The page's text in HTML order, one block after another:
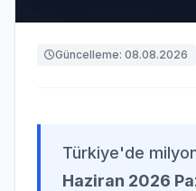
Güncelleme: 08.08.2026
Türkiye'de
Haziran 2026